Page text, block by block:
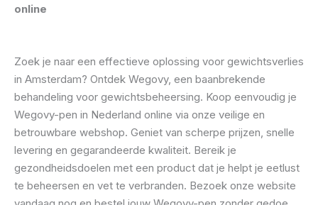
online
Zoek je naar een effectieve oplossing voor gewichtsverlies
in Amsterdam? Ontdek Wegovy, een baanbrekende
behandeling voor gewichtsbeheersing. Koop eenvoudig je
Wegovy-pen in Nederland online via onze veilige en
betrouwbare webshop. Geniet van scherpe prijzen, snelle
levering en gegarandeerde kwaliteit. Bereik je
gezondheidsdoelen met een product dat je helpt je eetlust
te beheersen en vet te verbranden. Bezoek onze website